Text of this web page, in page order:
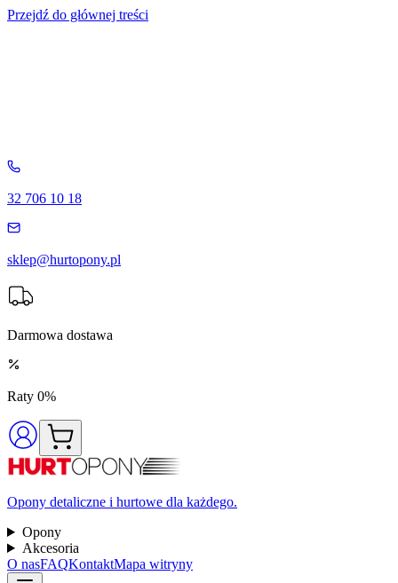
Przejdź do głównej treści
32 706 10 18
sklep@hurtopony.pl
Darmowa dostawa
Raty 0%
Opony detaliczne i hurtowe dla każdego.
Opony
Akcesoria
O nasFAQKontaktMapa witryny